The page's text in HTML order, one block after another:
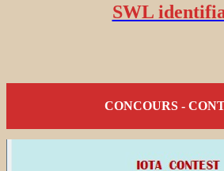
SWL
CONCOURS -